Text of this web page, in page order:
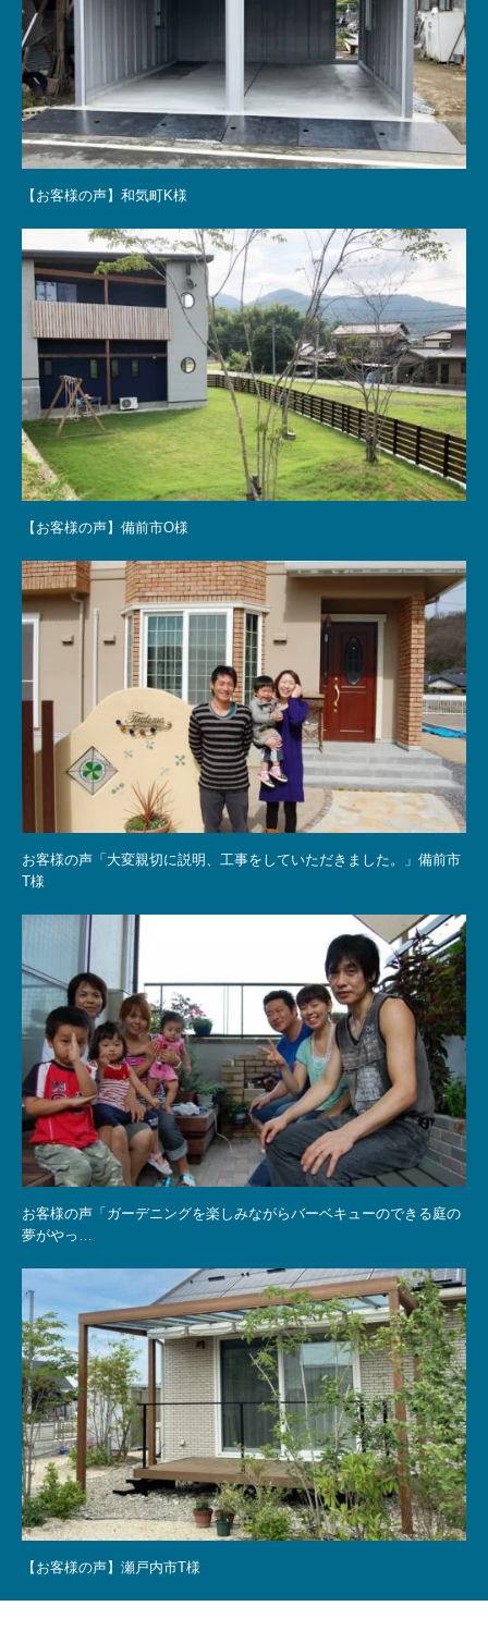
【お客様の声】和気町K様
【お客様の声】備前市O様
お客様の声「大変親切に説明、工事をしていただきました。」備前市
T様
お客様の声「ガーデニングを楽しみながらバーベキューのできる庭の
夢がやっ…
【お客様の声】瀬戸内市T様